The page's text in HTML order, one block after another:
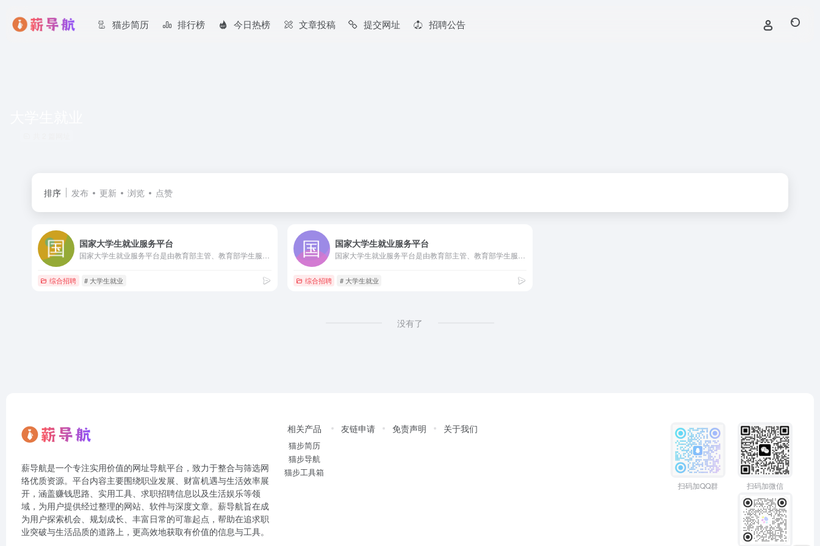
猫步简历 排行榜 今日热榜 文章投稿 提交网址 招聘公告
排序 发布 更新 浏览 点赞
国家大学生就业服务平台
综合招聘 # 大学生就业
国家大学生就业服务平台
综合招聘 # 大学生就业
没有了
薪导航是一个专注实用价值的网址导航平台，致力于整合与筛选网
络优质资源。平台内容主要围绕职业发展、财富机遇与生活效率展
开，涵盖赚钱思路、实用工具、求职招聘信息以及生活娱乐等领
域，为用户提供经过整理的网站、软件与深度文章。薪导航旨在成
为用户探索机会、规划成长、丰富日常的可靠起点，帮助在追求职
业突破与生活品质的道路上，更高效地获取有价值的信息与工具。
相关产品
猫步简历
猫步导航
猫步工具箱
友链申请 免责声明 关于我们
扫码加QQ群 扫码加微信